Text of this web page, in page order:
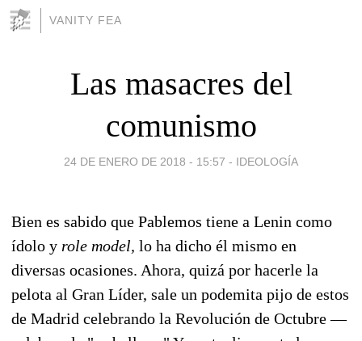
VANITY FEA
Las masacres del
comunismo
24 DE ENERO DE 2018 - 15:57 - IDEOLOGÍA
Bien es sabido que Pablemos tiene a Lenin como
ídolo y role model, lo ha dicho él mismo en
diversas ocasiones. Ahora, quizá por hacerle la
pelota al Gran Líder, sale un podemita pijo de estos
de Madrid celebrando la Revolución de Octubre —